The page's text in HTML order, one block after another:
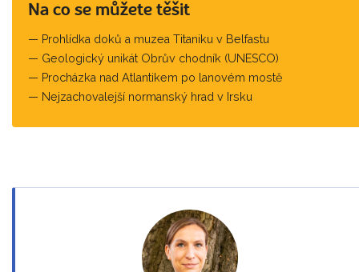
Na co se můžete těšit
Prohlídka doků a muzea Titaniku v Belfastu
Geologický unikát Obrův chodník (UNESCO)
Procházka nad Atlantikem po lanovém mostě
Nejzachovalejší normanský hrad v Irsku